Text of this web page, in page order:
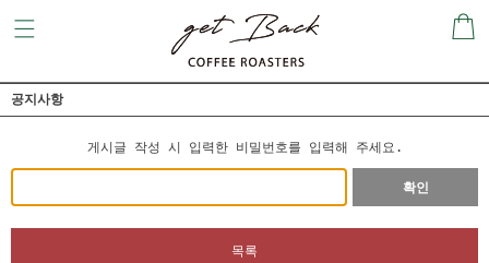
공지사항
게시글 작성 시 입력한 비밀번호를 입력해 주세요.
확인
목록